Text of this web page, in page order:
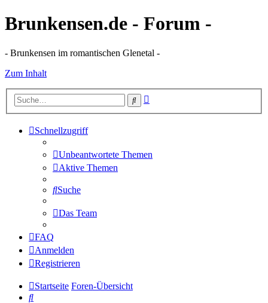
Brunkensen.de - Forum -
- Brunkensen im romantischen Glenetal -
Zum Inhalt
Suche
Schnellzugriff
Unbeantwortete Themen
Aktive Themen
Suche
Das Team
FAQ
Anmelden
Registrieren
Startseite Foren-Übersicht
Suche